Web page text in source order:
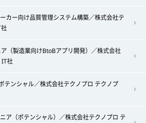
カー向け品質管理システム構築／株式会社テ
ア（製造業向けBtoBアプリ開発）／株式会社
IT社
テンシャル／株式会社テクノプロ テクノプ
ア（ポテンシャル）／株式会社テクノプロ テ